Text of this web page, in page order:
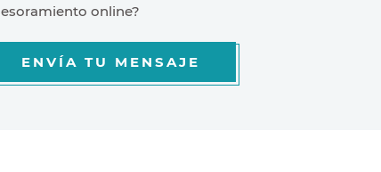
online?
ENVÍA TU MENSAJE